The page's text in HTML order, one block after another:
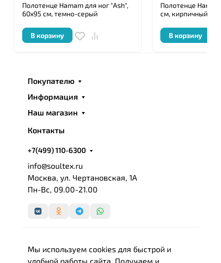
Полотенце Hamam для ног "Ash",
60x95 см, темно-серый
В корзину
Полотенце
см, кирпичный
В корзину
Покупателю
Информация
Наш магазин
Контакты
+7(499) 110-6300
info@soultex.ru
Москва, ул. Чертановская, 1А
Пн-Вс, 09.00-21.00
Мы используем cookies для быстрой и
удобной работы сайта. Получаем и